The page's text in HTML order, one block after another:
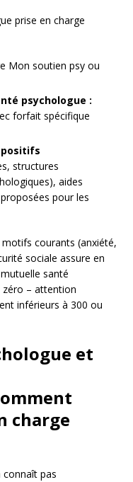
prise en charge
Mon soutien psy ou
psychologue :
forfait spécifique
structures
aides
pour les
courants (anxiété,
sociale assure en
santé
– attention
inférieurs à 300 ou
et
charge
connaît pas